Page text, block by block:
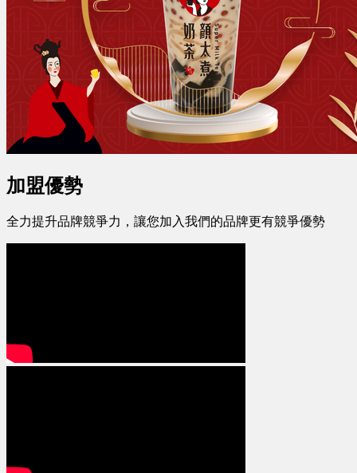
加盟優勢
全力提升品牌競爭力，讓您加入我們的品牌更有競爭優勢